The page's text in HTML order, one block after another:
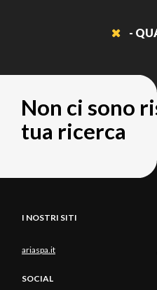
-
Non ci sono
tua ricerca
I NOSTRI SITI
ariaspa.it
SOCIAL